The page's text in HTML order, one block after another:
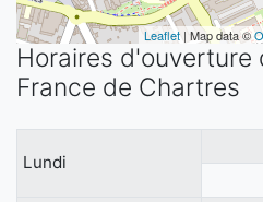
Leaflet| Map data ©
Horaires d'ouverture
France de Chartres
Lundi